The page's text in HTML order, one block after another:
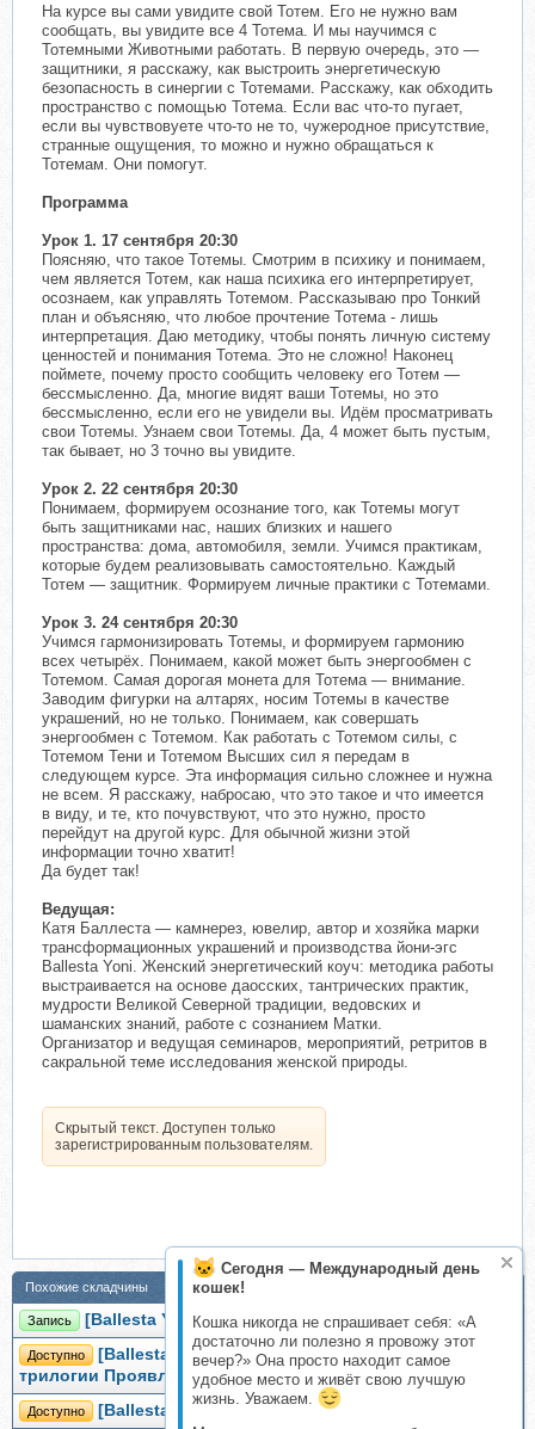
Сегодня — Международный день
кошек!
Кошка никогда не спрашивает себя: «А
достаточно ли полезно я провожу этот
вечер?» Она просто находит самое
удобное место и живёт свою лучшую
жизнь. Уважаем.
На курсе вы сами увидите свой Тотем. Его не нужно вам
сообщать, вы увидите все 4 Тотема. И мы научимся с
Тотемными Животными работать. В первую очередь, это —
защитники, я расскажу, как выстроить энергетическую
безопасность в синергии с Тотемами. Расскажу, как обходить
пространство с помощью Тотема. Если вас что-то пугает,
если вы чувствовуете что-то не то, чужеродное присутствие,
странные ощущения, то можно и нужно обращаться к
Тотемам. Они помогут.
Программа
Урок 1. 17 сентября 20:30
Поясняю, что такое Тотемы. Смотрим в психику и понимаем,
чем является Тотем, как наша психика его интерпретирует,
осознаем, как управлять Тотемом. Рассказываю про Тонкий
план и объясняю, что любое прочтение Тотема - лишь
интерпретация. Даю методику, чтобы понять личную систему
ценностей и понимания Тотема. Это не сложно! Наконец
поймете, почему просто сообщить человеку его Тотем —
бессмысленно. Да, многие видят ваши Тотемы, но это
бессмысленно, если его не увидели вы. Идём просматривать
свои Тотемы. Узнаем свои Тотемы. Да, 4 может быть пустым,
так бывает, но 3 точно вы увидите.
Урок 2. 22 сентября 20:30
Понимаем, формируем осознание того, как Тотемы могут
быть защитниками нас, наших близких и нашего
пространства: дома, автомобиля, земли. Учимся практикам,
которые будем реализовывать самостоятельно. Каждый
Тотем — защитник. Формируем личные практики с Тотемами.
Урок 3. 24 сентября 20:30
Учимся гармонизировать Тотемы, и формируем гармонию
всех четырёх. Понимаем, какой может быть энергообмен с
Тотемом. Самая дорогая монета для Тотема — внимание.
Заводим фигурки на алтарях, носим Тотемы в качестве
украшений, но не только. Понимаем, как совершать
энергообмен с Тотемом. Как работать с Тотемом силы, с
Тотемом Тени и Тотемом Высших сил я передам в
следующем курсе. Эта информация сильно сложнее и нужна
не всем. Я расскажу, набросаю, что это такое и что имеется
в виду, и те, кто почувствуют, что это нужно, просто
перейдут на другой курс. Для обычной жизни этой
информации точно хватит!
Да будет так!
Ведущая:
Катя Баллеста — камнерез, ювелир, автор и хозяйка марки
трансформационных украшений и производства йони-эгс
Ballesta Yoni. Женский энергетический коуч: методика работы
выстраивается на основе даосских, тантрических практик,
мудрости Великой Северной традиции, ведовских и
шаманских знаний, работе с сознанием Матки.
Организатор и ведущая семинаров, мероприятий, ретритов в
сакральной теме исследования женской природы.
Скрытый текст. Доступен только
зарегистрированным пользователям.
Похожие складчины
Запись [Ballesta Yoni] Карма (Катя Баллеста)
Доступно
[Ballesta Yoni] Семь колен родовых. I часть
трилогии Проявленность (Катя Баллеста)
Доступно [Ballesta Yoni] Работа с ОРВИ (Катя Баллеста)